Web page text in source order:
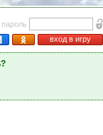
пароль
вход в игру